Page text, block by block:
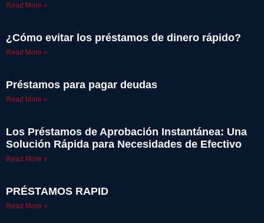
Read More »
¿Cómo evitar los préstamos de dinero rápido?
Read More »
Préstamos para pagar deudas
Read More »
Los Préstamos de Aprobación Instantánea: Una
Solución Rápida para Necesidades de Efectivo
Read More »
PRÉSTAMOS RAPID
Read More »